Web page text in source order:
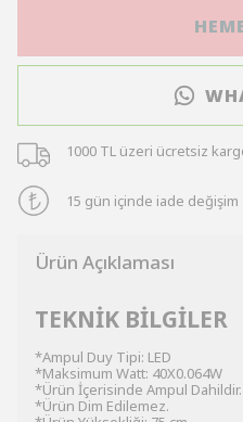
1000 TL üzeri ücretsiz
15 gün içinde iade değişim
Ürün Açıklaması
TEKNİK BİLGİLER
*Ampul Duy Tipi: LED
*Maksimum Watt: 40X0.064W
*Ürün İçerisinde Ampul Dahildir.
*Ürün Dim Edilemez.